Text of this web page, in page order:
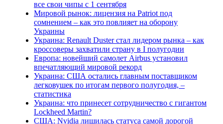
все свои чипы с 1 сентября
Мировой рынок: лицензия на Patriot под
сомнением – как это повлияет на оборону
Украины
Украина: Renault Duster стал лидером рынка – как
кроссоверы захватили страну в I полугодии
Европа: новейший самолет Airbus установил
впечатляющий мировой рекорд
Украина: США остались главным поставщиком
легковушек по итогам первого полугодия, –
статистика
Украина: что принесет сотрудничество с гигантом
Lockheed Martin?
США: Nvidia лишилась статуса самой дорогой